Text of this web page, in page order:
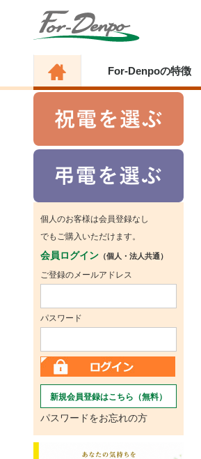
For-Denpoの特徴
個人のお客様は会員登録なし
でもご購入いただけます。
会員ログイン （個人・法人共通）
ご登録のメールアドレス
パスワード
新規会員登録はこちら（無料）
パスワードをお忘れの方